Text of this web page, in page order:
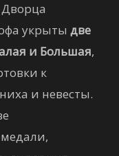
укрыты две
и Большая,
к
и невесты.